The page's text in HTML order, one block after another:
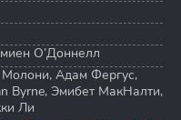
О’Доннелл
, Адам Фергус,
Byrne, Эмибет МакНалти,
Ли